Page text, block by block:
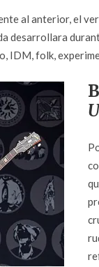
al anterior, el
desarrollara
IDM, folk,